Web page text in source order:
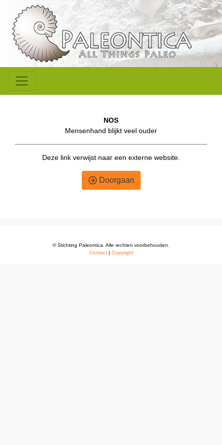
NOS
Mensenhand blijkt veel ouder
Deze link verwijst naar een externe website.
Doorgaan
© Stichting Paleontica. Alle rechten voorbehouden.
Contact| Copyright